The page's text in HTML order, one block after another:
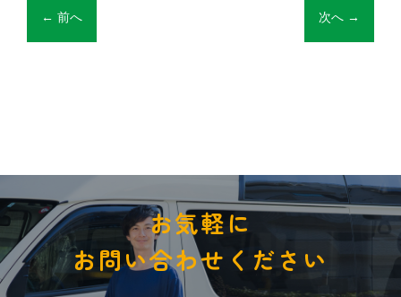
← 前へ 次へ →
お気軽に
お問い合わせください